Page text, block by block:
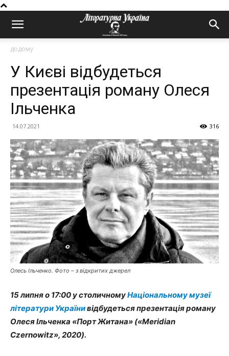
додому
У Києві відбудеться
презентація роману Олеся
Ільченка
14.07.2021 316
Олесь Ільченко. Фото – з відкритих джерел
15 липня о 17:00 у столичномуНаціональному музеї
літератури Українивідбудеться презентація роману
Олеся Ільченка «Порт Житана» («Meridian
Czernowitz», 2020).